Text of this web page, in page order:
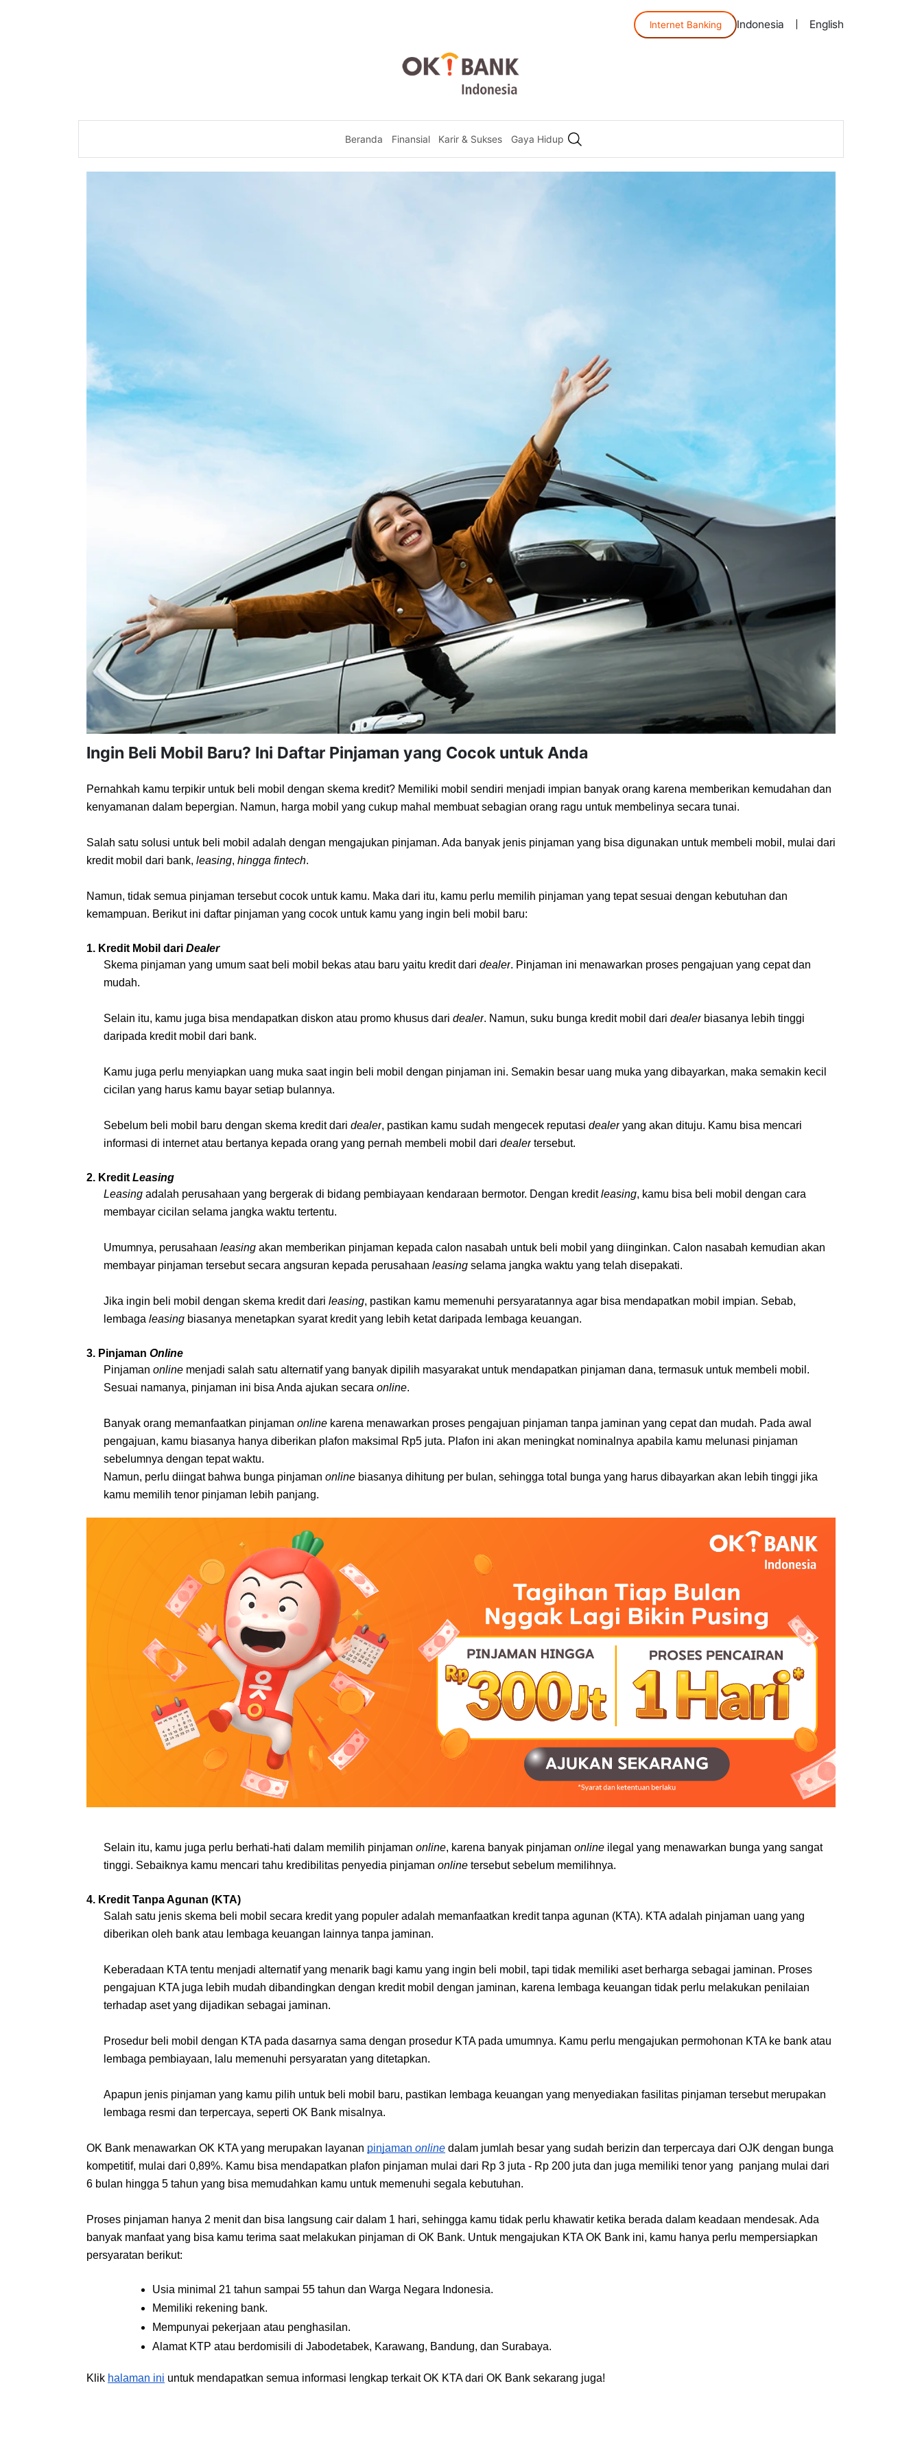
Internet Banking Indonesia English
Beranda Finansial Karir & Sukses Gaya Hidup
Ingin Beli Mobil Baru? Ini Daftar Pinjaman yang Cocok untuk Anda
Pernahkah kamu terpikir untuk beli mobil dengan skema kredit? Memiliki mobil sendiri menjadi impian banyak orang karena memberikan kemudahan dan
kenyamanan dalam bepergian. Namun, harga mobil yang cukup mahal membuat sebagian orang ragu untuk membelinya secara tunai.
Salah satu solusi untuk beli mobil adalah dengan mengajukan pinjaman. Ada banyak jenis pinjaman yang bisa digunakan untuk membeli mobil, mulai dari
kredit mobil dari bank, leasing, hingga fintech.
Namun, tidak semua pinjaman tersebut cocok untuk kamu. Maka dari itu, kamu perlu memilih pinjaman yang tepat sesuai dengan kebutuhan dan
kemampuan. Berikut ini daftar pinjaman yang cocok untuk kamu yang ingin beli mobil baru:
1. Kredit Mobil dari Dealer
Skema pinjaman yang umum saat beli mobil bekas atau baru yaitu kredit dari dealer. Pinjaman ini menawarkan proses pengajuan yang cepat dan
mudah.
Selain itu, kamu juga bisa mendapatkan diskon atau promo khusus dari dealer. Namun, suku bunga kredit mobil dari dealer biasanya lebih tinggi
daripada kredit mobil dari bank.
Kamu juga perlu menyiapkan uang muka saat ingin beli mobil dengan pinjaman ini. Semakin besar uang muka yang dibayarkan, maka semakin kecil
cicilan yang harus kamu bayar setiap bulannya.
Sebelum beli mobil baru dengan skema kredit dari dealer, pastikan kamu sudah mengecek reputasi dealer yang akan dituju. Kamu bisa mencari
informasi di internet atau bertanya kepada orang yang pernah membeli mobil dari dealer tersebut.
2. Kredit Leasing
Leasing adalah perusahaan yang bergerak di bidang pembiayaan kendaraan bermotor. Dengan kredit leasing, kamu bisa beli mobil dengan cara
membayar cicilan selama jangka waktu tertentu.
Umumnya, perusahaan leasing akan memberikan pinjaman kepada calon nasabah untuk beli mobil yang diinginkan. Calon nasabah kemudian akan
membayar pinjaman tersebut secara angsuran kepada perusahaan leasing selama jangka waktu yang telah disepakati.
Jika ingin beli mobil dengan skema kredit dari leasing, pastikan kamu memenuhi persyaratannya agar bisa mendapatkan mobil impian. Sebab,
lembaga leasing biasanya menetapkan syarat kredit yang lebih ketat daripada lembaga keuangan.
3. Pinjaman Online
Pinjaman online menjadi salah satu alternatif yang banyak dipilih masyarakat untuk mendapatkan pinjaman dana, termasuk untuk membeli mobil.
Sesuai namanya, pinjaman ini bisa Anda ajukan secara online.
Banyak orang memanfaatkan pinjaman online karena menawarkan proses pengajuan pinjaman tanpa jaminan yang cepat dan mudah. Pada awal
pengajuan, kamu biasanya hanya diberikan plafon maksimal Rp5 juta. Plafon ini akan meningkat nominalnya apabila kamu melunasi pinjaman
sebelumnya dengan tepat waktu.
Namun, perlu diingat bahwa bunga pinjaman online biasanya dihitung per bulan, sehingga total bunga yang harus dibayarkan akan lebih tinggi jika
kamu memilih tenor pinjaman lebih panjang.
Selain itu, kamu juga perlu berhati-hati dalam memilih pinjaman online, karena banyak pinjaman online ilegal yang menawarkan bunga yang sangat
tinggi. Sebaiknya kamu mencari tahu kredibilitas penyedia pinjaman online tersebut sebelum memilihnya.
4. Kredit Tanpa Agunan (KTA)
Salah satu jenis skema beli mobil secara kredit yang populer adalah memanfaatkan kredit tanpa agunan (KTA). KTA adalah pinjaman uang yang
diberikan oleh bank atau lembaga keuangan lainnya tanpa jaminan.
Keberadaan KTA tentu menjadi alternatif yang menarik bagi kamu yang ingin beli mobil, tapi tidak memiliki aset berharga sebagai jaminan. Proses
pengajuan KTA juga lebih mudah dibandingkan dengan kredit mobil dengan jaminan, karena lembaga keuangan tidak perlu melakukan penilaian
terhadap aset yang dijadikan sebagai jaminan.
Prosedur beli mobil dengan KTA pada dasarnya sama dengan prosedur KTA pada umumnya. Kamu perlu mengajukan permohonan KTA ke bank atau
lembaga pembiayaan, lalu memenuhi persyaratan yang ditetapkan.
Apapun jenis pinjaman yang kamu pilih untuk beli mobil baru, pastikan lembaga keuangan yang menyediakan fasilitas pinjaman tersebut merupakan
lembaga resmi dan terpercaya, seperti OK Bank misalnya.
OK Bank menawarkan OK KTA yang merupakan layanan pinjaman online dalam jumlah besar yang sudah berizin dan terpercaya dari OJK dengan bunga
kompetitif, mulai dari 0,89%. Kamu bisa mendapatkan plafon pinjaman mulai dari Rp 3 juta - Rp 200 juta dan juga memiliki tenor yang  panjang mulai dari
6 bulan hingga 5 tahun yang bisa memudahkan kamu untuk memenuhi segala kebutuhan.
Proses pinjaman hanya 2 menit dan bisa langsung cair dalam 1 hari, sehingga kamu tidak perlu khawatir ketika berada dalam keadaan mendesak. Ada
banyak manfaat yang bisa kamu terima saat melakukan pinjaman di OK Bank. Untuk mengajukan KTA OK Bank ini, kamu hanya perlu mempersiapkan
persyaratan berikut:
Usia minimal 21 tahun sampai 55 tahun dan Warga Negara Indonesia.
Memiliki rekening bank.
Mempunyai pekerjaan atau penghasilan.
Alamat KTP atau berdomisili di Jabodetabek, Karawang, Bandung, dan Surabaya.
Klik halaman ini untuk mendapatkan semua informasi lengkap terkait OK KTA dari OK Bank sekarang juga!